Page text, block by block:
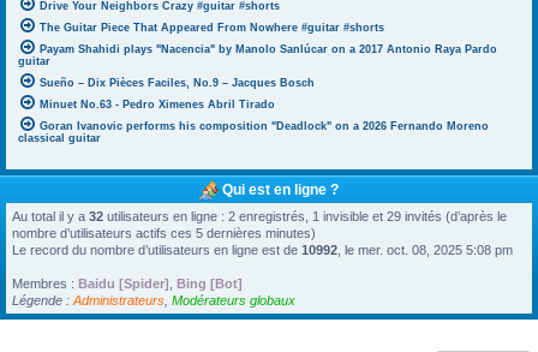
Drive Your Neighbors Crazy #guitar #shorts
The Guitar Piece That Appeared From Nowhere #guitar #shorts
Payam Shahidi plays "Nacencia" by Manolo Sanlúcar on a 2017 Antonio Raya Pardo
guitar
Sueño – Dix Pièces Faciles, No.9 – Jacques Bosch
Minuet No.63 - Pedro Ximenes Abril Tirado
Goran Ivanovic performs his composition "Deadlock" on a 2026 Fernando Moreno
classical guitar
Qui est en ligne ?
Au total il y a 32 utilisateurs en ligne : 2 enregistrés, 1 invisible et 29 invités (d’après le
nombre d’utilisateurs actifs ces 5 dernières minutes)
Le record du nombre d’utilisateurs en ligne est de 10992 , le mer. oct. 08, 2025 5:08 pm
Membres : Baidu [Spider] Bing [Bot]
Légende : Administrateurs Modérateurs globaux